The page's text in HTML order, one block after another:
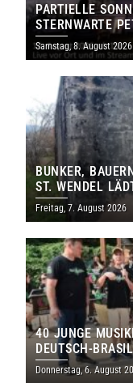
PARTIELLE
STERNWARTE
IHRE TORE
Samstag, 8. August 2026
BUNKER,
ST. WENDEL
DENKMALS EIN
Freitag, 7. August 2026
40 JUNGE
DEUTSCH-
THOLEY
Donnerstag, 6. August